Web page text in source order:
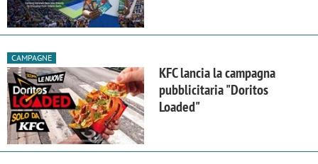
CAMPAGNE
KFC lancia la campagna
pubblicitaria "Doritos
Loaded"